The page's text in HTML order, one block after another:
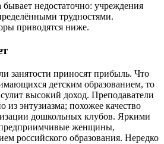
бывает недостаточно: учреждения
трудностями.
приводятся ниже.
занятости приносят прибыль. Что
детским образованием, то
высокий доход. Преподаватели
из энтузиазма; похожее качество
дошкольных клубов. Яркими
женщины,
российского образования. Нередко